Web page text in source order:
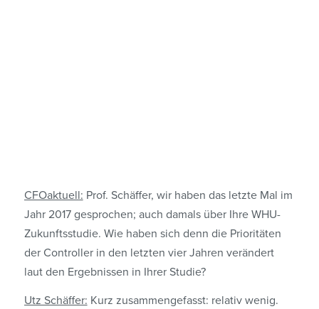
CFOaktuell: Prof. Schäffer, wir haben das letzte Mal im
Jahr 2017 gesprochen; auch damals über Ihre WHU-
Zukunftsstudie. Wie haben sich denn die Prioritäten
der Controller in den letzten vier Jahren verändert
laut den Ergebnissen in Ihrer Studie?
Utz Schäffer: Kurz zusammengefasst: relativ wenig.